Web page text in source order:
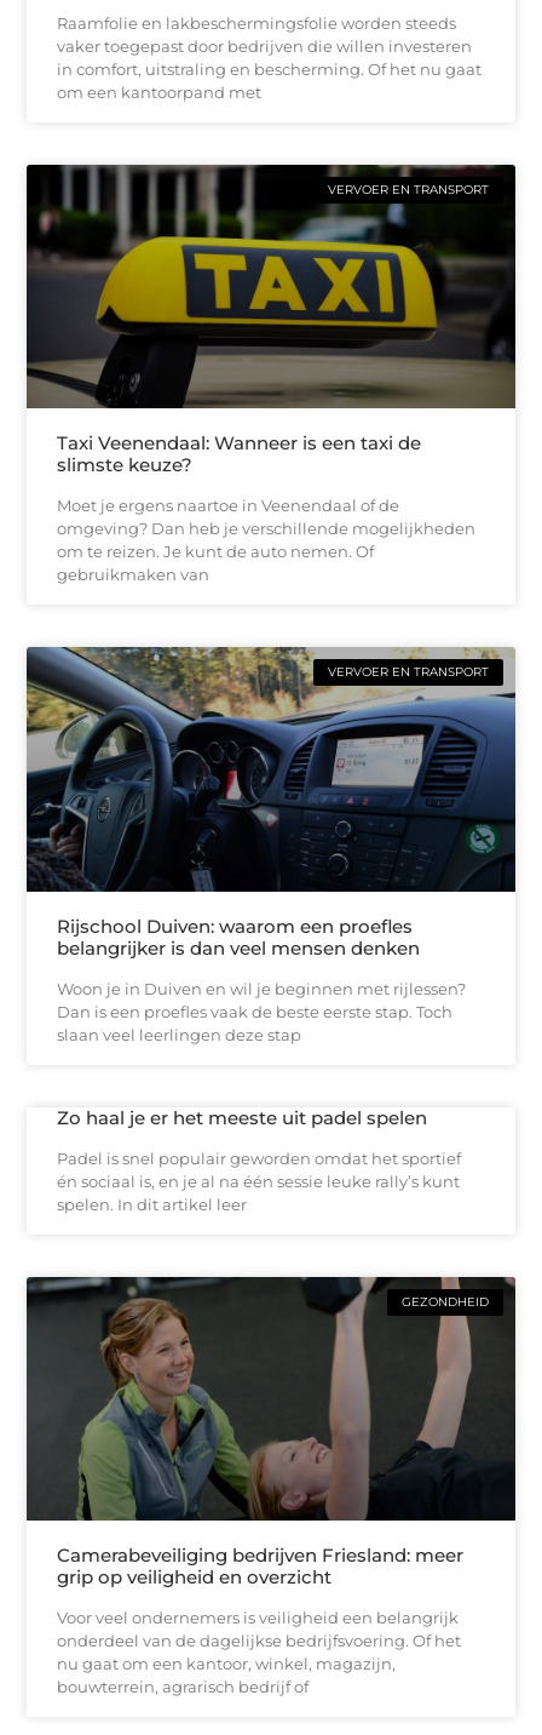
Raamfolie en lakbeschermingsfolie worden steeds
vaker toegepast door bedrijven die willen investeren
in comfort, uitstraling en bescherming. Of het nu gaat
om een kantoorpand met
VERVOER EN TRANSPORT
Taxi Veenendaal: Wanneer is een taxi de
slimste keuze?
Moet je ergens naartoe in Veenendaal of de
omgeving? Dan heb je verschillende mogelijkheden
om te reizen. Je kunt de auto nemen. Of
gebruikmaken van
VERVOER EN TRANSPORT
Rijschool Duiven: waarom een proefles
belangrijker is dan veel mensen denken
Woon je in Duiven en wil je beginnen met rijlessen?
Dan is een proefles vaak de beste eerste stap. Toch
slaan veel leerlingen deze stap
Zo haal je er het meeste uit padel spelen
Padel is snel populair geworden omdat het sportief
én sociaal is, en je al na één sessie leuke rally’s kunt
spelen. In dit artikel leer
GEZONDHEID
Camerabeveiliging bedrijven Friesland: meer
grip op veiligheid en overzicht
Voor veel ondernemers is veiligheid een belangrijk
onderdeel van de dagelijkse bedrijfsvoering. Of het
nu gaat om een kantoor, winkel, magazijn,
bouwterrein, agrarisch bedrijf of